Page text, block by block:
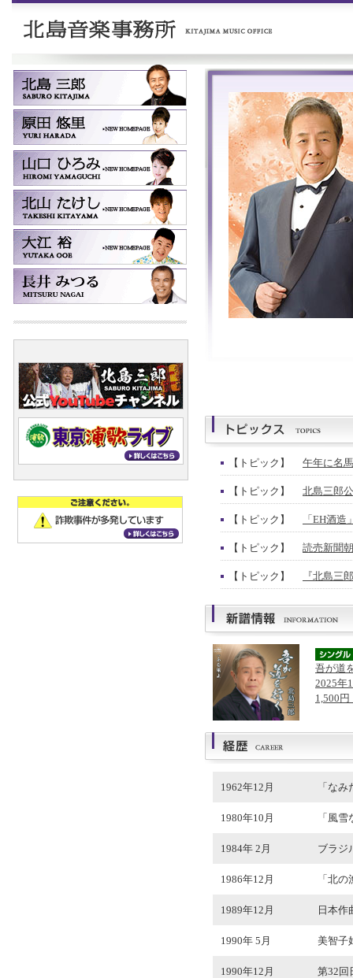
【トピック】 午年に名
【トピック】 北島三郎
【トピック】 「EH酒
【トピック】 読売新聞
【トピック】 『北島三
吾が道
2025年
1,500
1962年12月 「な
1980年10月 「風
1984年 2月 ブラジ
1986年12月 「北
1989年12月 日本作
1990年 5月 美智子
1990年12月 第32回